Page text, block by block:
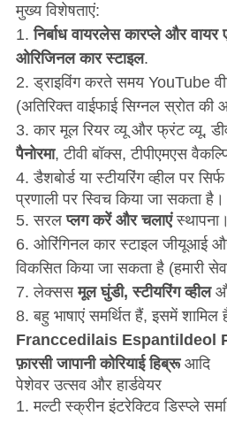
मुख्य विशेषताएं:
1.निर्बाध वायरलेस कारप्ले और
ओरिजिनल कार स्टाइल.
2. ड्राइविंग करते समय YouTube
(अतिरिक्त वाईफाई सिग्नल स्रोत की
3. कार मूल रियर व्यू और फ्रंट व्यू,
पैनोरमा, टीवी बॉक्स, टीपीएमएस
4.डैशबोर्ड या स्टीयरिंग व्हील पर
प्रणाली पर स्विच किया जा सकता है।
5. सरलप्लग करें और चलाएंस्थापना।
6. ओरिंगिनल कार स्टाइल जीयूआई
विकसित किया जा सकता है (हमारी
7.लेक्ससमूल घुंडी, स्टीयरिंग व्हील
8. बहु भाषाएं समर्थित हैं, इसमें शामिल
Franccedilais Espantildeol
फ़ारसी जापानी कोरियाई हिब्रूआदि
पेशेवर उत्सव और हार्डवेयर
1. मल्टी स्क्रीन इंटरेक्टिव डिस्प्ले